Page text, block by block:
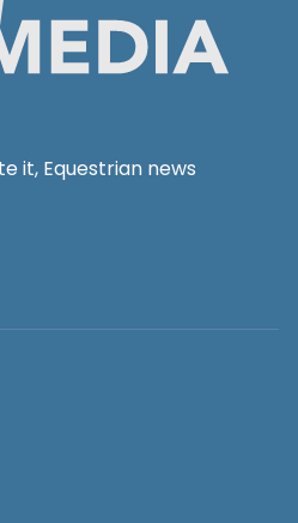
it, Equestrian news